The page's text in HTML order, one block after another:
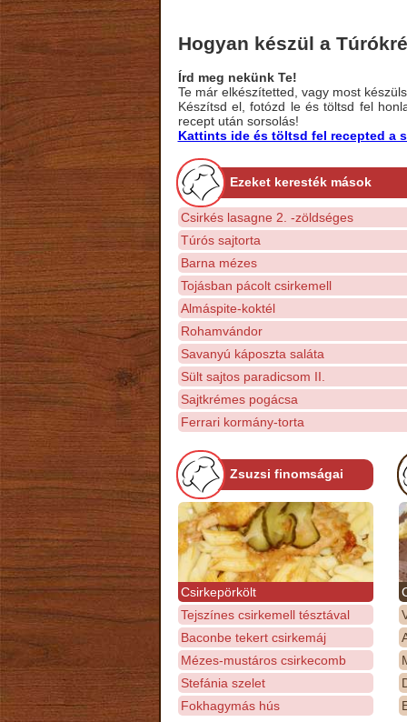
Hogyan készül a
Írd meg nekünk Te!
Te már elkészítetted, vagy most
Készítsd el, fotózd le és töltsd fel
recept után sorsolás!
Kattints ide és töltsd fel recepted a
Ezeket keresték mások
Csirkés lasagne 2. -zöldséges
Túrós sajtorta
Barna mézes
Tojásban pácolt csirkemell
Almáspite-koktél
Rohamvándor
Savanyú káposzta saláta
Sült sajtos paradicsom II.
Sajtkrémes pogácsa
Ferrari kormány-torta
Zsuzsi finomságai
Csirkepörkölt
Tejszínes csirkemell tésztával
Baconbe tekert csirkemáj
Mézes-mustáros csirkecomb
Stefánia szelet
Fokhagymás hús